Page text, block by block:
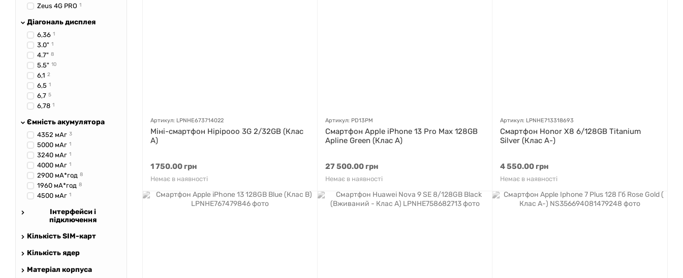
Артикул: LPNHE673714022
Міні-смартфон Hipipooo 3G 2/32GB (Клас
A)
1 750.00 грн
Немає в наявності
Артикул: PD13PM
Смартфон Apple iPhone 13 Pro Max 128GB
Apline Green (Клас A)
27 500.00 грн
Немає в наявності
Артикул: LPNHE713318693
Смартфон Honor X8 6/128GB Titanium
Silver (Клас A-)
4 550.00 грн
Немає в наявності
Zeus 4G PRO 1
Діагональ дисплея
6,36 1
3.0" 1
4.7" 8
5.5" 10
6,1 2
6,5 1
6,7 5
6,78 1
Ємність акумулятора
4352 мАг 3
5000 мАг 1
3240 мАг 1
4000 мАг 1
2900 мА*год 8
1960 мА*год 8
4500 мАг 1
Інтерфейси і
підключення
Кількість SIM-карт
Кількість ядер
Матеріал корпуса